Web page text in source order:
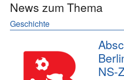
News zum Thema
Geschichte
NS-